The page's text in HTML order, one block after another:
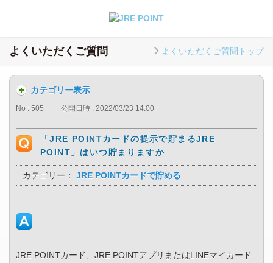
よくいただくご質問 よくいただくご質問トップ
カテゴリー表示
No : 505 公開日時 : 2022/03/23 14:00
「JRE POINTカードの提示で貯まるJRE
POINT」はいつ貯まりますか
カテゴリー： JRE POINTカードで貯める
JRE POINTカード、JRE POINTアプリまたはLINEマイカード